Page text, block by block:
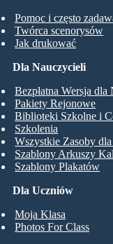
Pomoc i często
Twórca scenorysów
Jak drukować
Dla Uczniów
Moja Klasa
Photos For Class
Dla Nauczycieli
Bezpłatna Wersja dla
Pakiety Rejonowe
Biblioteki Szkolne i
Szkolenia
Wszystkie Zasoby
Szablony Arkuszy
Szablony Plakatów